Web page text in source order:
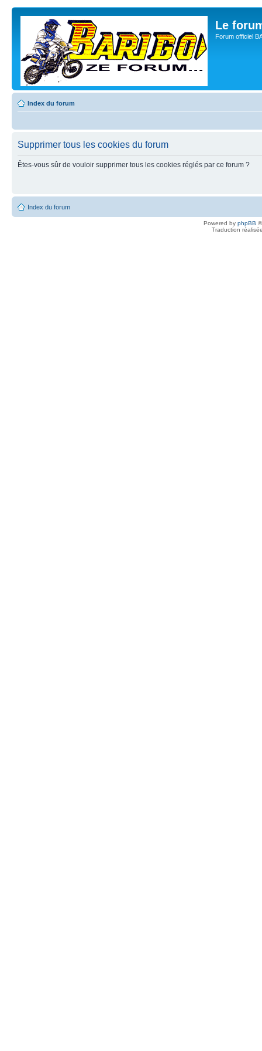
Le
Forum officiel
Index du forum
Supprimer tous les cookies du forum
Êtes-vous sûr de vouloir supprimer tous les cookies réglés par ce forum ?
Index du forum
Powered by phpBB
Traduction